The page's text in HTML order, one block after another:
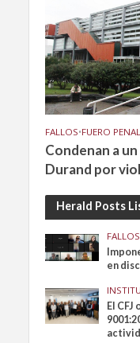
FALLOS•FUERO PENAL
Condenan a
Durand por
Herald Posts
FALLOS
en
El